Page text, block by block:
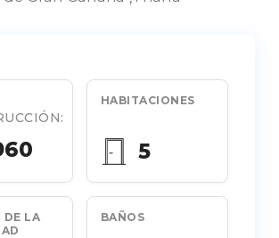
HABITACIONES
5
DE LA
BAÑOS